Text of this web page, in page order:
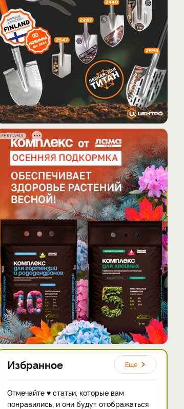
РЕКЛАМА
Избранное Еще
Отмечайте ♥ статьи, которые вам
понравились, и они будут отображаться